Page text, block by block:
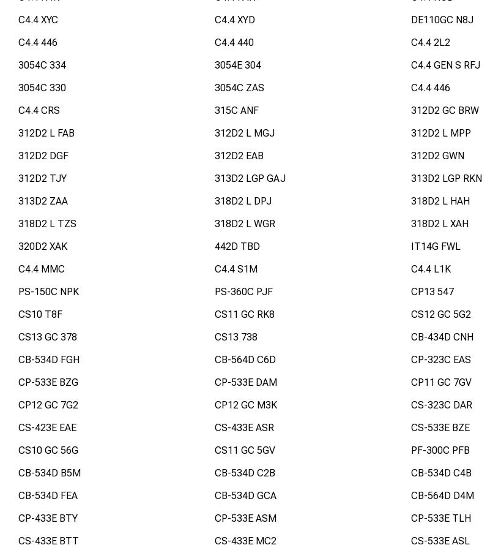
C4.4 XYC
C4.4 XYD DE110GC N8J
C4.4 446
C4.4 440 C4.4 2L2
3054C 334
3054E 304 C4.4 GEN S RFJ
3054C 330
3054C ZAS C4.4 446
C4.4 CRS
315C ANF 312D2 GC BRW
312D2 L FAB
312D2 L MGJ 312D2 L MPP
312D2 DGF
312D2 EAB 312D2 GWN
312D2 TJY
313D2 LGP GAJ 313D2 LGP RKN
313D2 ZAA
318D2 L DPJ 318D2 L HAH
318D2 L TZS
318D2 L WGR 318D2 L XAH
320D2 XAK
442D TBD IT14G FWL
C4.4 MMC
C4.4 S1M C4.4 L1K
PS-150C NPK
PS-360C PJF CP13 547
CS10 T8F
CS11 GC RK8 CS12 GC 5G2
CS13 GC 378
CS13 738 CB-434D CNH
CB-534D FGH
CB-564D C6D CP-323C EAS
CP-533E BZG
CP-533E DAM CP11 GC 7GV
CP12 GC 7G2
CP12 GC M3K CS-323C DAR
CS-423E EAE
CS-433E ASR CS-533E BZE
CS10 GC 56G
CS11 GC 5GV PF-300C PFB
CB-534D B5M
CB-534D C2B CB-534D C4B
CB-534D FEA
CB-534D GCA CB-564D D4M
CP-433E BTY
CP-533E ASM CP-533E TLH
CS-433E BTT
CS-433E MC2 CS-533E ASL